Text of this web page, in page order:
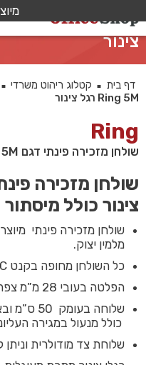
צינור
דף בית ■ קטלוג ריהוט משרדי ■
Ring 5M רגל צינור
Ring
שולחן מזכירה פינתי דגם Ring 5M רגל צינור
צינור כולל מיסתור
שולחן מזכירה פינתי
מלמין יצוק.
כל השולחן מחופה בקנט PVC בעובי 1.5 מ”מ.
הפלטה בעובי 28 מ”מ צפה מעל מסגרת המתכת.
כולל מנעול במגירה
שלוחת צד מודולרית